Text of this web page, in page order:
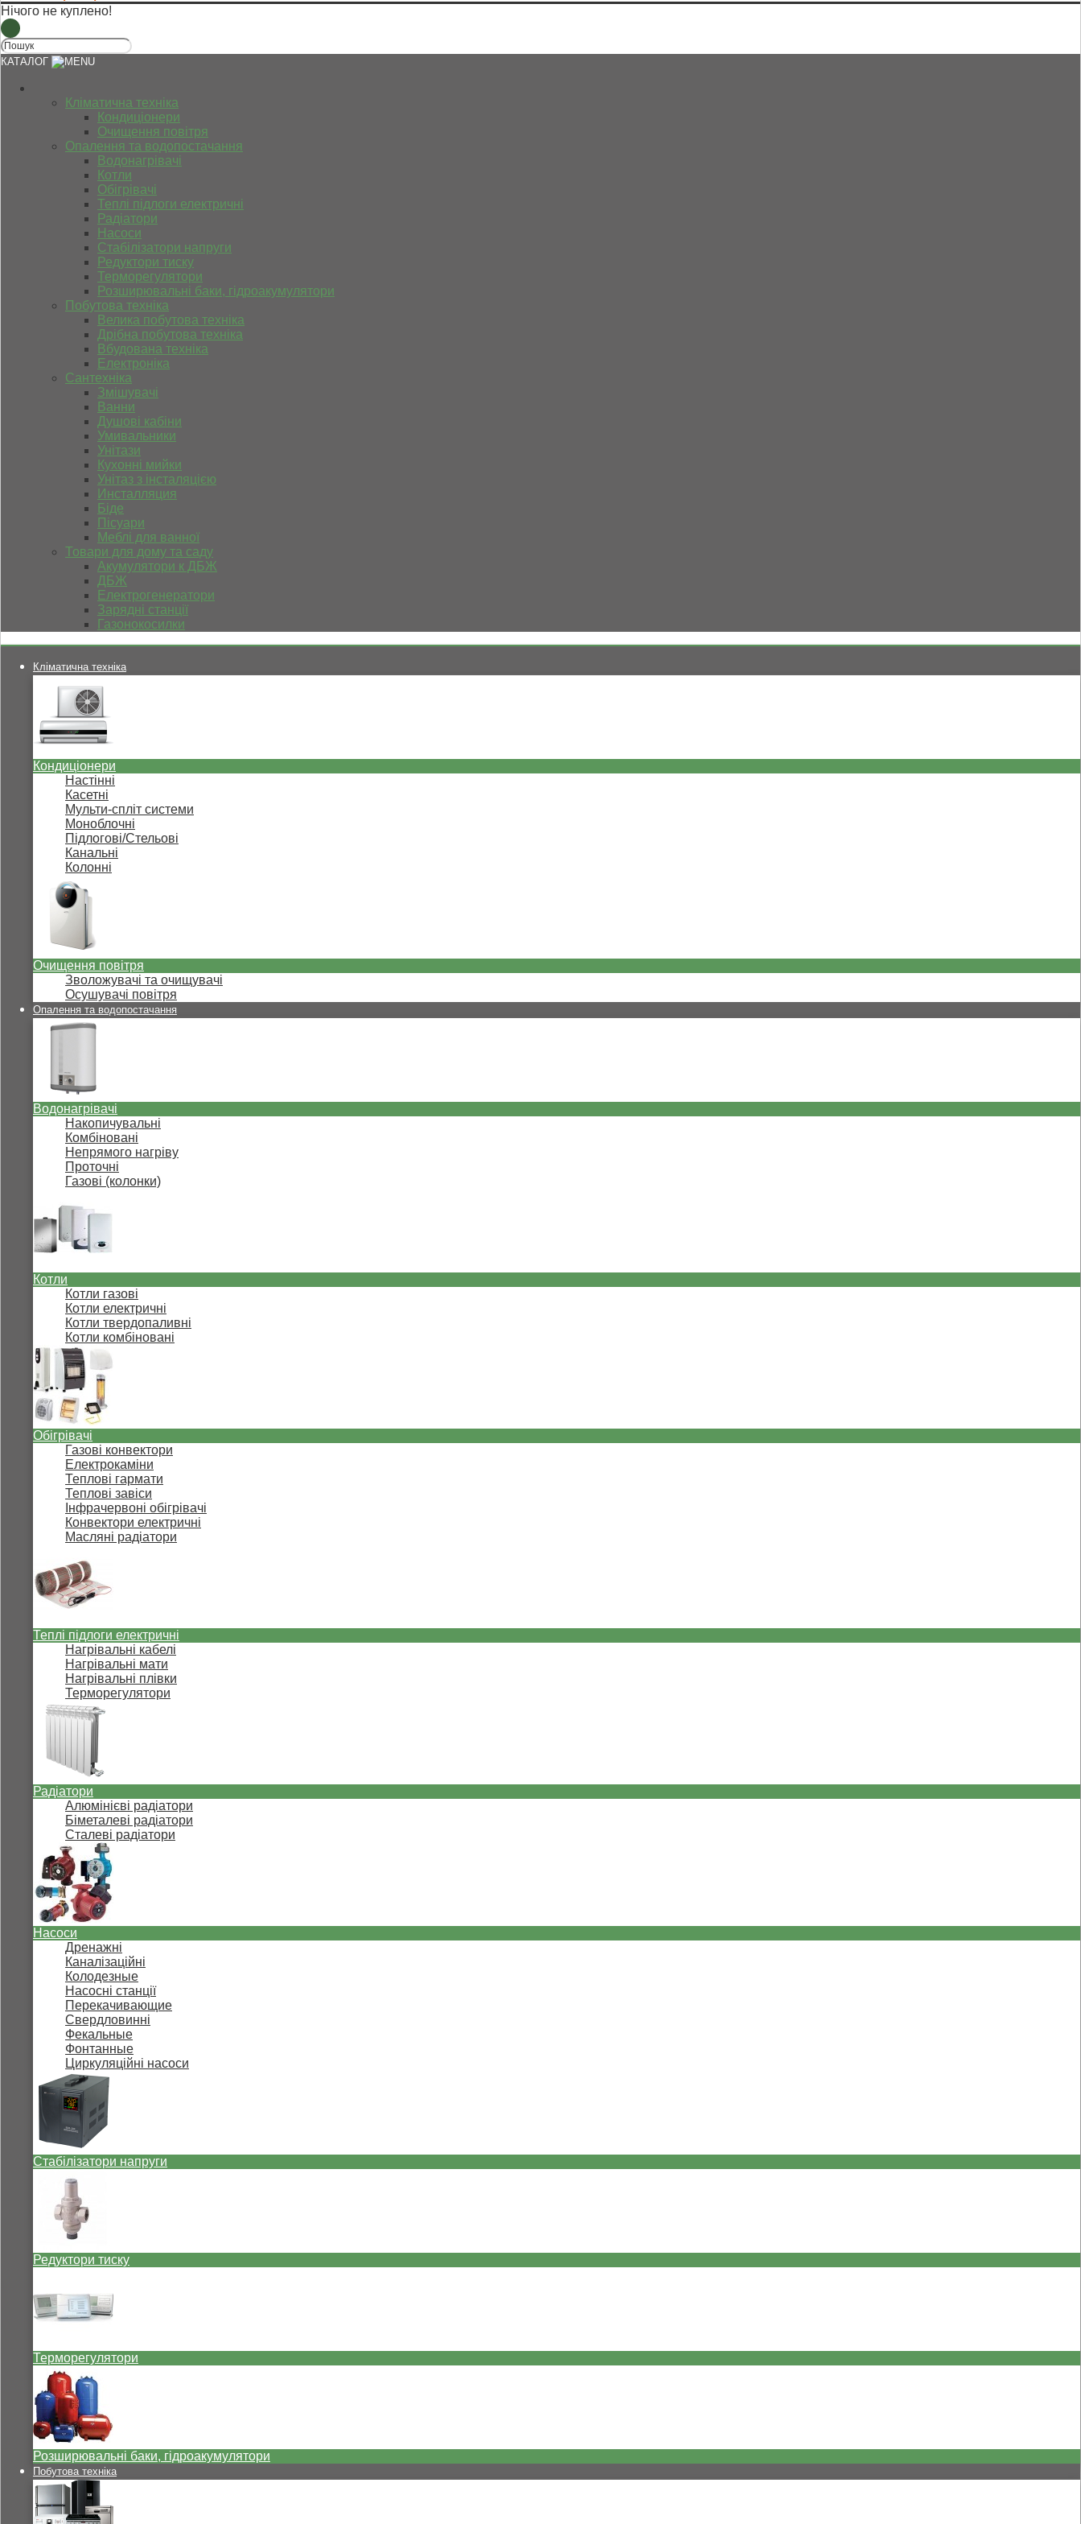
Нічого не куплено!
КАТАЛОГ
Кліматична техніка
Кондиціонери
Очищення повітря
Опалення та водопостачання
Водонагрівачі
Котли
Обігрівачі
Теплі підлоги електричні
Радіатори
Насоси
Стабілізатори напруги
Редуктори тиску
Терморегулятори
Розширювальні баки, гідроакумулятори
Побутова техніка
Велика побутова техніка
Дрібна побутова техніка
Вбудована техніка
Електроніка
Сантехніка
Змішувачі
Ванни
Душові кабіни
Умивальники
Унітази
Кухонні мийки
Унітаз з інсталяцією
Инсталляция
Біде
Пісуари
Меблі для ванної
Товари для дому та саду
Акумулятори к ДБЖ
ДБЖ
Електрогенератори
Зарядні станції
Газонокосилки
Кліматична техніка
Кондиціонери
Настінні
Касетні
Мульти-спліт системи
Моноблочні
Підлогові/Стельові
Канальні
Колонні
Очищення повітря
Зволожувачі та очищувачі
Осушувачі повітря
Опалення та водопостачання
Водонагрівачі
Накопичувальні
Комбіновані
Непрямого нагріву
Проточні
Газові (колонки)
Котли
Котли газові
Котли електричні
Котли твердопаливні
Котли комбіновані
Обігрівачі
Газові конвектори
Електрокаміни
Теплові гармати
Теплові завіси
Інфрачервоні обігрівачі
Конвектори електричні
Масляні радіатори
Теплі підлоги електричні
Нагрівальні кабелі
Нагрівальні мати
Нагрівальні плівки
Терморегулятори
Радіатори
Алюмінієві радіатори
Біметалеві радіатори
Сталеві радіатори
Насоси
Дренажні
Каналізаційні
Колодезные
Насосні станції
Перекачивающие
Свердловинні
Фекальные
Фонтанные
Циркуляційні насоси
Стабілізатори напруги
Редуктори тиску
Терморегулятори
Розширювальні баки, гідроакумулятори
Побутова техніка